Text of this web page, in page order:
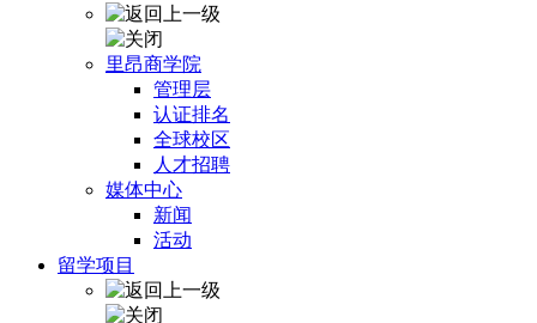
里昂商学院
管理层
认证排名
全球校区
人才招聘
媒体中心
新闻
活动
留学项目